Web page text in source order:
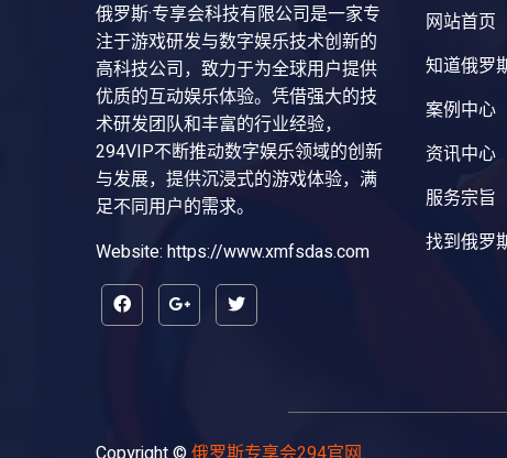
俄罗斯·专享会科技有限公司是一家专
注于游戏研发与数字娱乐技术创新的
高科技公司，致力于为全球用户提供
优质的互动娱乐体验。凭借强大的技
术研发团队和丰富的行业经验，
294VIP不断推动数字娱乐领域的创新
与发展，提供沉浸式的游戏体验，满
足不同用户的需求。
Website: https://www.xmfsdas.com
网站首页
知道俄罗
案例中心
资讯中心
服务宗旨
找到俄罗